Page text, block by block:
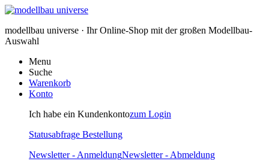
modellbau universe · Ihr Online-Shop mit der großen Modellbau-
Auswahl
Menu
Suche
Warenkorb
Konto
Ich habe ein Kundenkontozum Login
Statusabfrage Bestellung
Newsletter - AnmeldungNewsletter - Abmeldung